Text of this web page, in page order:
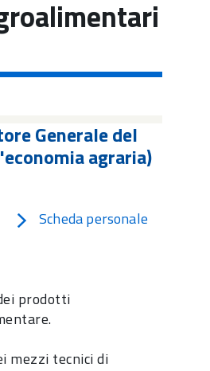
Generale del
agraria)
Scheda personale
prodotti
mezzi tecnici di